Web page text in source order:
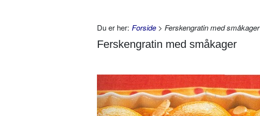
Du er her: Forside > Ferskengratin med småkager
Ferskengratin med småkager